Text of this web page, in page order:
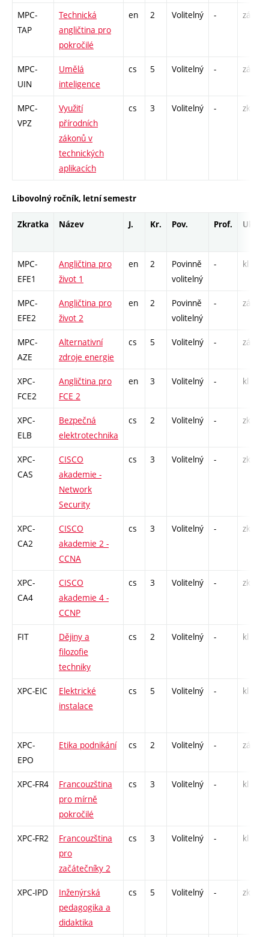
MPC-
TAP
Technická
angličtina pro
pokročilé
en 2 Volitelný - zá,zk
MPC-
UIN
Umělá
inteligence
cs 5 Volitelný - zá,zk
MPC-
VPZ
Využití
přírodních
zákonů v
technických
aplikacích
cs 3 Volitelný - zk
Libovolný ročník, letní semestr
Zkratka Název J. Kr. Pov. Prof. Uk.
MPC-
EFE1
Angličtina pro
život 1
en 2
Povinně
volitelný
- kl
MPC-
EFE2
Angličtina pro
život 2
en 2
Povinně
volitelný
- zá,zk
MPC-
AZE
Alternativní
zdroje energie
cs 5 Volitelný - zá,zk
XPC-
FCE2
Angličtina pro
FCE 2
en 3 Volitelný - kl
XPC-
ELB
Bezpečná
elektrotechnika
cs 2 Volitelný - zk
XPC-
CAS
CISCO
akademie -
Network
Security
cs 3 Volitelný - zk
XPC-
CA2
CISCO
akademie 2 -
CCNA
cs 3 Volitelný - zk
XPC-
CA4
CISCO
akademie 4 -
CCNP
cs 3 Volitelný - zk
FIT
Dějiny a
filozofie
techniky
cs 2 Volitelný - kl
XPC-EIC
Elektrické
instalace
cs 5 Volitelný - kl
XPC-
EPO
Etika podnikání cs 2 Volitelný - zá
XPC-FR4
Francouzština
pro mírně
pokročilé
cs 3 Volitelný - kl
XPC-FR2
Francouzština
pro
začátečníky 2
cs 3 Volitelný - kl
XPC-IPD
Inženýrská
pedagogika a
didaktika
cs 5 Volitelný - zk